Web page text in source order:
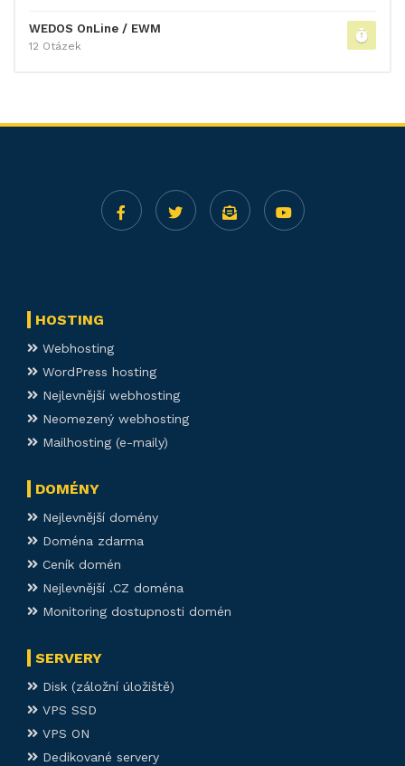
WEDOS OnLine / EWM
12 Otázek
HOSTING
Webhosting
WordPress hosting
Nejlevnější webhosting
Neomezený webhosting
Mailhosting (e-maily)
DOMÉNY
Nejlevnější domény
Doména zdarma
Ceník domén
Nejlevnější .CZ doména
Monitoring dostupnosti domén
SERVERY
Disk (záložní úložiště)
VPS SSD
VPS ON
Dedikované servery